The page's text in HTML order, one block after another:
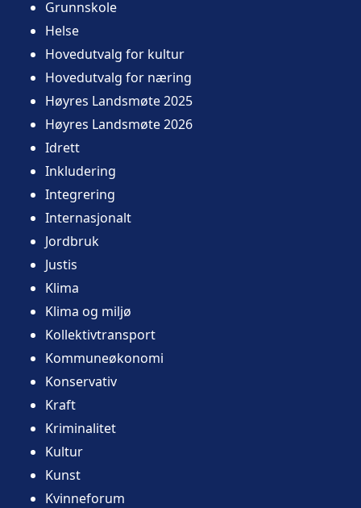
Grunnskole
Helse
Hovedutvalg for kultur
Hovedutvalg for næring
Høyres Landsmøte 2025
Høyres Landsmøte 2026
Idrett
Inkludering
Integrering
Internasjonalt
Jordbruk
Justis
Klima
Klima og miljø
Kollektivtransport
Kommuneøkonomi
Konservativ
Kraft
Kriminalitet
Kultur
Kunst
Kvinneforum